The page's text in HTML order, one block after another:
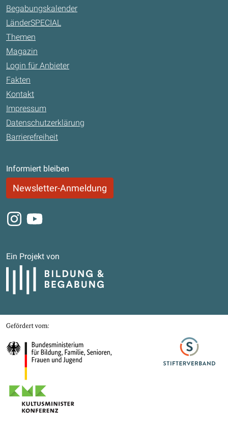
Begabungskalender
LänderSPECIAL
Themen
Magazin
Login für Anbieter
Fakten
Kontakt
Impressum
Datenschutzerklärung
Barrierefreiheit
Informiert bleiben
Newsletter-Anmeldung
Instagram
Youtube
Ein Projekt von
Bildung und Begabung
Gefördert von
Bundesministerium für Bildung, Familie, Senioren, Frauen und Jugend
Stifterverband
Kultusministerkonferenz